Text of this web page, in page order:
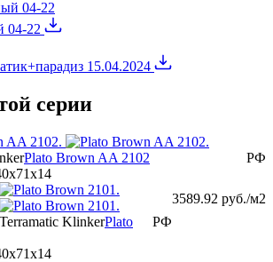
04-22
15.04.2024
серии
РФ
Plato Brown AA 2102
3589.92 руб./м2
Terramatic Klinker
РФ
Plato